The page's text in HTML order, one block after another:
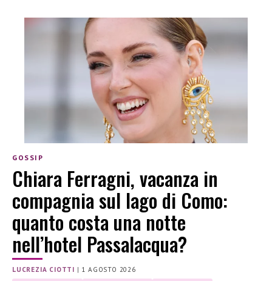
GOSSIP
Chiara Ferragni, vacanza in
compagnia sul lago di Como:
quanto costa una notte
nell’hotel Passalacqua?
LUCREZIA CIOTTI | 1 AGOSTO 2026